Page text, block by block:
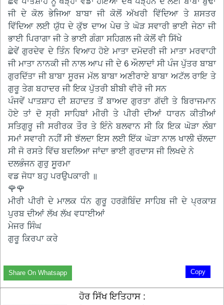
ਜੀ ਦੇ ਕੋਲ ਭੇਜਿਆ ਬਾਬਾ ਜੀ ਕੋਲੋਂ ਅੱਖਰੀ ਵਿੱਦਿਆ ਤੇ ਸ਼ਸਤਰ
ਵਿੱਦਿਆ ਲਈ ਯੁੱਧ ਦੇ ਕੁੱਝ ਦਾਅ ਪੇਚ ਤੇ ਘੋੜ ਸਵਾਰੀ ਭਾਈ ਜੇਠਾ ਜੀ
ਭਾਈ ਪਿਰਾਗਾ ਜੀ ਤੇ ਭਾਈ ਗੰਗਾ ਸਹਿਗਲ ਜੀ ਕੋਲੋਂ ਵੀ ਸਿੱਖੇ
ਛੇਵੇਂ ਗੁਰਦੇਵ ਦੇ ਤਿੰਨ ਵਿਆਹ ਹੋਏ ਮਾਤਾ ਦਮੋਦਰੀ ਜੀ ਮਾਤਾ ਮਰਵਾਹੀ
ਜੀ ਮਾਤਾ ਨਾਨਕੀ ਜੀ ਨਾਲ ਆਪ ਜੀ ਦੇ 6 ਔਲਾਦਾਂ ਸੀ ਪੰਜ ਪੁੱਤਰ ਬਾਬਾ
ਗੁਰਦਿੱਤਾ ਜੀ ਬਾਬਾ ਸੂਰਜ ਮੱਲ ਬਾਬਾ ਅਣੀਰਾਏ ਬਾਬਾ ਅਟੱਲ ਰਾਇ ਤੇ
ਗੁਰੂ ਤੇਗ ਬਹਾਦਰ ਜੀ ਇਕ ਪੁੱਤਰੀ ਬੀਬੀ ਵੀਰੋ ਜੀ ਸਨ
ਪੰਜਵੇਂ ਪਾਤਸ਼ਾਹ ਦੀ ਸ਼ਹਾਦਤ ਤੋਂ ਬਾਅਦ ਗੁਰਤਾ ਗੱਦੀ ਤੇ ਬਿਰਾਜਮਾਨ
ਹੋਏ ਤਾਂ ਦੋ ਸ੍ਰੀ ਸਾਹਿਬਾਂ ਮੀਰੀ ਤੇ ਪੀਰੀ ਦੀਆਂ ਧਾਰਨ ਕੀਤੀਆਂ
ਸਤਿਗੁਰੂ ਜੀ ਸਰੀਰਕ ਤੌਰ ਤੇ ਇੰਨੇ ਬਲਵਾਨ ਸੀ ਕਿ ਇਕ ਘੋੜਾ ਲੰਬਾ
ਸਮਾਂ ਸਵਾਰੀ ਨਹੀਂ ਸੀ ਝੱਲਦਾ ਇਸ ਲਈ ਇੱਕ ਘੋੜਾ ਨਾਲ ਖਾਲੀ ਚੱਲਦਾ
ਸੀ ਜੋ ਰਸਤੇ ਵਿੱਚ ਬਦਲਿਆ ਜਾਂਦਾ ਭਾਈ ਗੁਰਦਾਸ ਜੀ ਲਿਖਦੇ ਨੇ
ਦਲਭੰਜਨ ਗੁਰੁ ਸੂਰਮਾ
ਵਡ ਜੋਧਾ ਬਹੁ ਪਰਉਪਕਾਰੀ ॥
🌹🌹
ਮੀਰੀ ਪੀਰੀ ਦੇ ਮਾਲਕ ਧੰਨ ਗੁਰੂ ਹਰਗੋਬਿੰਦ ਸਾਹਿਬ ਜੀ ਦੇ ਪ੍ਰਕਾਸ਼
ਪੁਰਬ ਦੀਆਂ ਲੱਖ ਲੱਖ ਵਧਾਈਆਂ
ਮੇਜਰ ਸਿੰਘ
ਗੁਰੂ ਕਿਰਪਾ ਕਰੇ
Copy
Share On Whatsapp
ਹੋਰ ਸਿੱਖ ਇਤਿਹਾਸ :